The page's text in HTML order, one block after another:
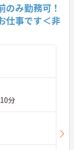
のみ勤務可！
仕事です＜非
分